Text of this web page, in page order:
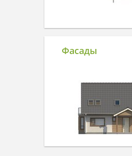
Фасады